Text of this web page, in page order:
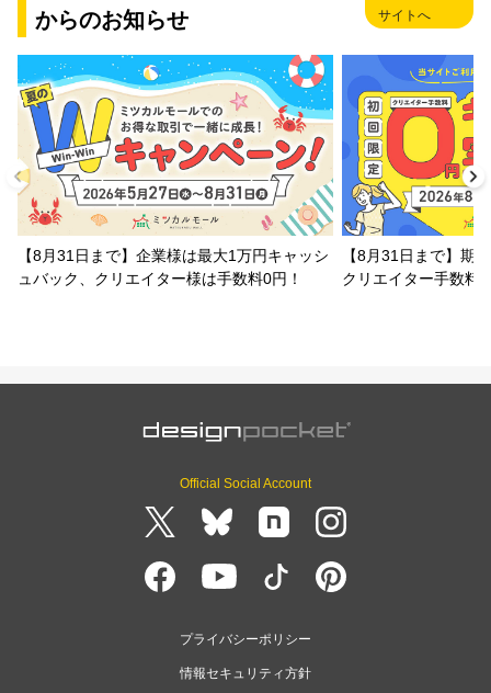
からのお知らせ
サイトへ
【8月31日まで】企業様は最大1万円キャッシ
ュバック、クリエイター様は手数料0円！
【8月31日まで】期
クリエイター手数料
Official Social Account
プライバシーポリシー
情報セキュリティ方針